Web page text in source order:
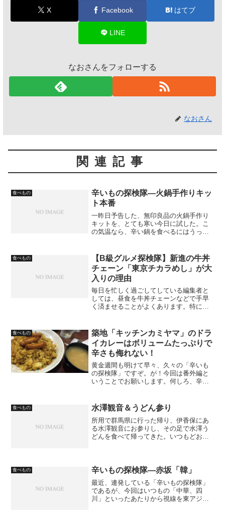
X Facebook はてブ
LINE
なおさんをフォローする
なおさん
関連記事
食べもの
辛いもの探検隊―火鍋手作りキッ
ト本番
一昨日予告した、無印良品の火鍋手作り
キットを、とても寒い今日に試した。こ
の気温なら、辛い鍋を食べるにはうって
食べもの
【B級グルメ探検隊】新進の牛丼
チェーン「東京チカラめし」が大
入りの理由
毎日を忙しく過ごしてしている編集者と
しては、昼食を牛丼チェーンなどで手早
く済ませることがよくあります。特に最
あの店ができるまでは、M屋やY家などを
使っていました。そ...
食べもの
築地「キッチンカミヤマ」のドラ
イカレーはボリュームたっぷりで
辛さも侮れない！
黄金週間も明けて早々、久々の「辛いも
の探検隊」ですぞ。が！今回は番外編と
いうことでお願いします。何しろ、辛い
ね。今回もデザイニャーN氏と私からなる
探検隊は屋外へ出発。場所...
食べもの 水澤観音＆うどん参り
所用で群馬県に行った帰り、伊香保にあ
る水澤観音にお参りし、その足で水澤う
どんを食べて帰ってきた。いつもどおり
境内で見かけるようになって...
食べもの 辛いもの探検隊―赤坂「韓」
最近、連発している「辛いもの探検隊」
であるが、今回はいつもの「中華、四
川」といったあたりから視線を東アジア